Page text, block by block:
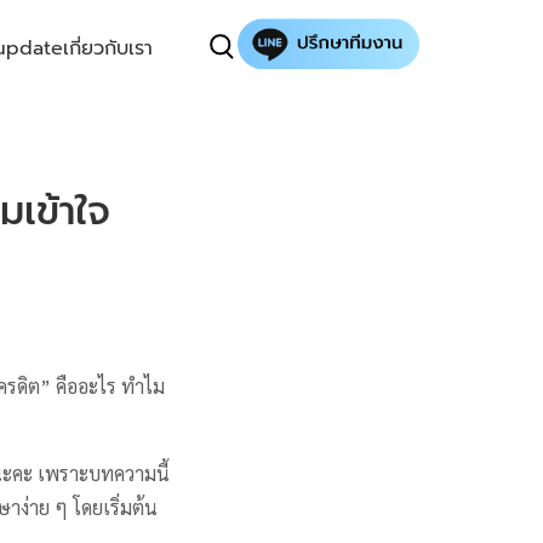
เกี่ยวกับเรา
ข้าใจ
ดิต” คืออะไร ทำไม
คะ เพราะบทความนี้
ง่าย ๆ โดยเริ่มต้น